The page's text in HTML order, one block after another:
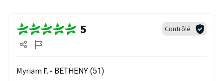
5 Contrôlé
Myriam F. - BETHENY (51)